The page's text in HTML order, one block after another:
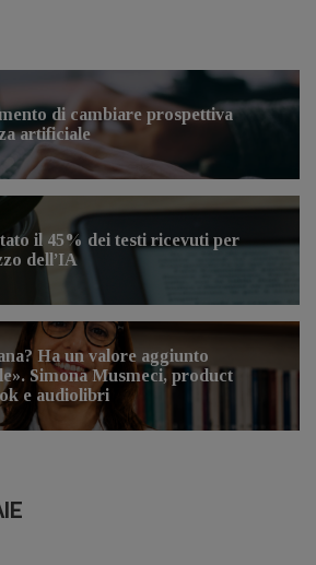
di cambiare prospettiva
artificiale
il 45% dei testi ricevuti per
dell’IA
Ha un valore aggiunto
Simona Musmeci, product
e audiolibri